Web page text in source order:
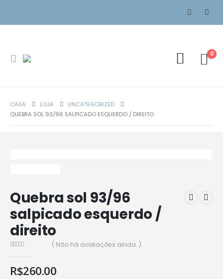
0
CASA LOJA
UNCATEGORIZED
QUEBRA SOL 93/96 SALPICADO ESQUERDO / DIREITO
Quebra sol 93/96
salpicado esquerdo /
direito
( Não há avaliações ainda. )
R$260.00